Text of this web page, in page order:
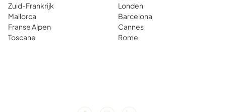
Zuid-Frankrijk
Mallorca
Franse Alpen
Toscane
Londen
Barcelona
Cannes
Rome